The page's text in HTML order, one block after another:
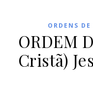
ORDENS DE
ORDEM
Cristã)